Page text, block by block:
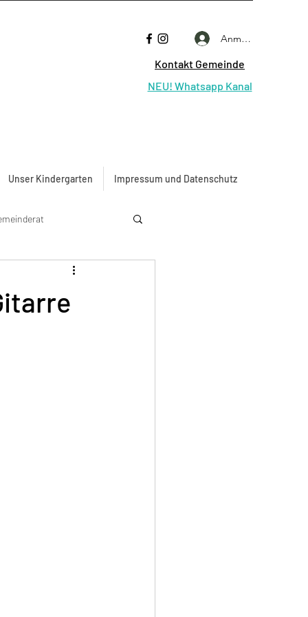
Anmelden
Kontakt Gemeinde
NEU! Whatsapp Kanal
Unser Kindergarten Impressum und Datenschutz